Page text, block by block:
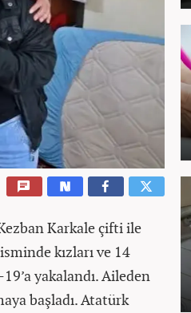
Karkale çifti ile
kızları ve 14
yakalandı. Aileden
başladı. Atatürk